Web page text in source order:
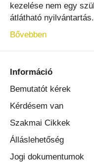
kezelése nem egy
átlátható nyilvántartás.
Bővebben
Információ
Bemutatót kérek
Kérdésem van
Szakmai Cikkek
Álláslehetőség
Jogi dokumentumok